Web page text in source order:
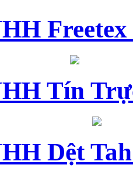
Tín
Dệt